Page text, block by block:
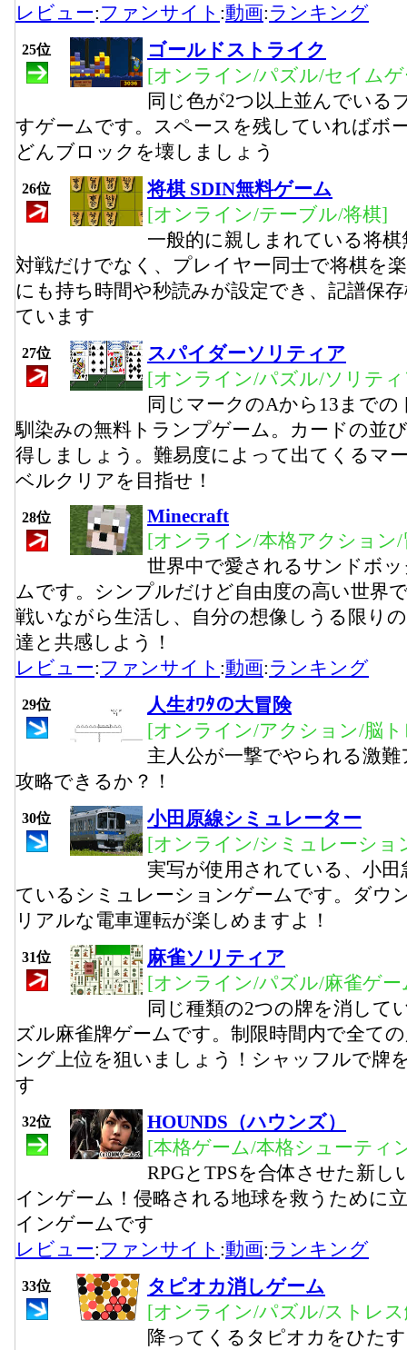
レビュー:ファンサイト :動画:ランキング
25位
ゴールドストライク
[オンライン/パズル/セイム
同じ色が2つ以上並んでいる
すゲームです。スペースを残していればボ
どんブロックを壊しましょう
26位
将棋 SDIN無料ゲーム
[オンライン/テーブル/将棋]
一般的に親しまれている将
対戦だけでなく、プレイヤー同士で将棋を
にも持ち時間や秒読みが設定でき、記譜保
ています
27位
スパイダーソリティア
[オンライン/パズル/ソリテ
同じマークのAから13まで
馴染みの無料トランプゲーム。カードの並
得しましょう。難易度によって出てくるマ
ベルクリアを目指せ！
28位
Minecraft
[オンライン/本格アクション
世界中で愛されるサンドボ
ムです。シンプルだけど自由度の高い世界
戦いながら生活し、自分の想像しうる限り
達と共感しよう！
レビュー:ファンサイト :動画:ランキング
29位
人生ｵﾜﾀの大冒険
[オンライン/アクション/脳
主人公が一撃でやられる激
攻略できるか？！
30位
小田原線シミュレーター
[オンライン/シミュレーショ
実写が使用されている、小
ているシミュレーションゲームです。ダウ
リアルな電車運転が楽しめますよ！
31位
麻雀ソリティア
[オンライン/パズル/麻雀ゲー
同じ種類の2つの牌を消して
ズル麻雀牌ゲームです。制限時間内で全て
ング上位を狙いましょう！シャッフルで牌
す
32位
HOUNDS（ハウンズ）
[本格ゲーム/本格シューティ
RPGとTPSを合体させた新し
インゲーム！侵略される地球を救うために
インゲームです
レビュー:ファンサイト :動画:ランキング
33位
タピオカ消しゲーム
[オンライン/パズル/ストレ
降ってくるタピオカをひた